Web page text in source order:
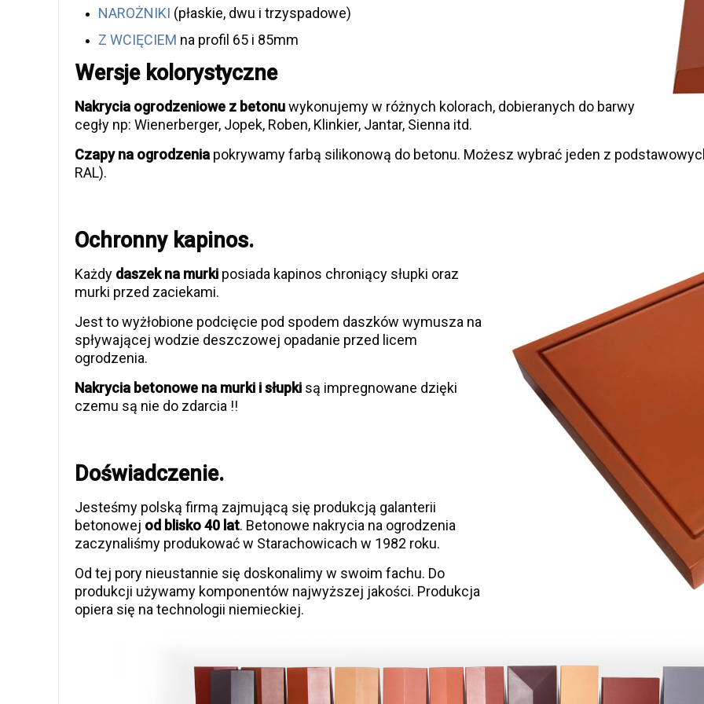
NAROŻNIKI (płaskie, dwu i trzyspadowe)
Z WCIĘCIEM na profil 65 i 85mm
Wersje kolorystyczne
Nakrycia ogrodzeniowe z betonuwykonujemy w różnych kolorach, dobieranych do barwy
cegły np: Wienerberger, Jopek, Roben, Klinkier, Jantar, Sienna itd.
Czapy na ogrodzenia pokrywamy farbą silikonową do betonu. Możesz wybrać jeden z
RAL).
Ochronny kapinos.
Każdy daszek na murki posiada kapinos chroniący słupki oraz
murki przed zaciekami.
Jest to wyżłobione podcięcie pod spodem daszków wymusza na
spływającej wodzie deszczowej opadanie przed licem
ogrodzenia.
Nakrycia betonowe na murki i słupki są impregnowane dzięki
czemu są nie do zdarcia !!
Doświadczenie.
Jesteśmy polską firmą zajmującą się produkcją galanterii
betonowej od blisko 40 lat. Betonowe nakrycia na ogrodzenia
zaczynaliśmy produkować w Starachowicach w 1982 roku.
Od tej pory nieustannie się doskonalimy w swoim fachu. Do
produkcji używamy komponentów najwyższej jakości. Produkcja
opiera się na technologii niemieckiej.